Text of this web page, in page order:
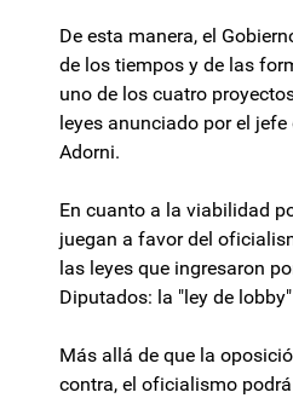
De esta manera, el
de los tiempos y de las
uno de los cuatro
leyes anunciado por el jefe
Adorni.
En cuanto a la viabilidad
juegan a favor del
las leyes que ingresaron
Diputados: la "ley de
Más allá de que la
contra, el oficialismo